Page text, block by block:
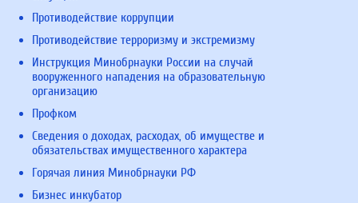
Противодействие коррупции
Противодействие терроризму и экстремизму
Инструкция Минобрнауки России на случай
вооруженного нападения на образовательную
организацию
Профком
Сведения о доходах, расходах, об имуществе и
обязательствах имущественного характера
Горячая линия Минобрнауки РФ
Бизнес инкубатор